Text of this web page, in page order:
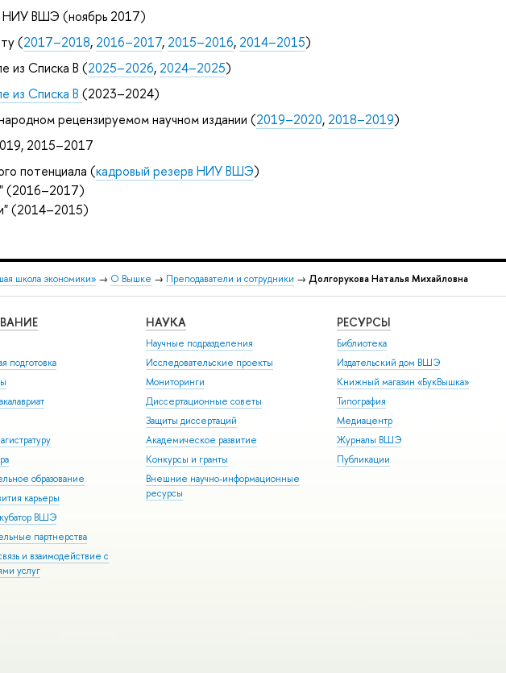
НИУ ВШЭ (ноябрь 2017)
(2017–2018, 2016–2017, 2015–2016, 2014–2015)
из Списка B (2025–2026, 2024–2025)
из Списка B(2023–2024)
рецензируемом научном издании (2019–2020, 2018–2019)
2015–2017
потенциала (кадровый резерв НИУ ВШЭ)
(2016–2017)
(2014–2015)
школа экономики» → О Вышке → Преподаватели и сотрудники → Долгорукова Наталья Михайловна
подготовка
образование
карьеры
ВШЭ
партнерства
и взаимодействие с
услуг
НАУКА
Научные подразделения
Исследовательские проекты
Мониторинги
Диссертационные советы
Защиты диссертаций
Академическое развитие
Конкурсы и гранты
Внешние научно-информационные
ресурсы
РЕСУРСЫ
Библиотека
Издательский дом ВШЭ
Книжный магазин «БукВышка»
Типография
Медиацентр
Журналы ВШЭ
Публикации